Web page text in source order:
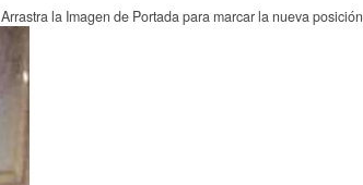
Arrastra la Imagen de Portada para marcar la nueva posición